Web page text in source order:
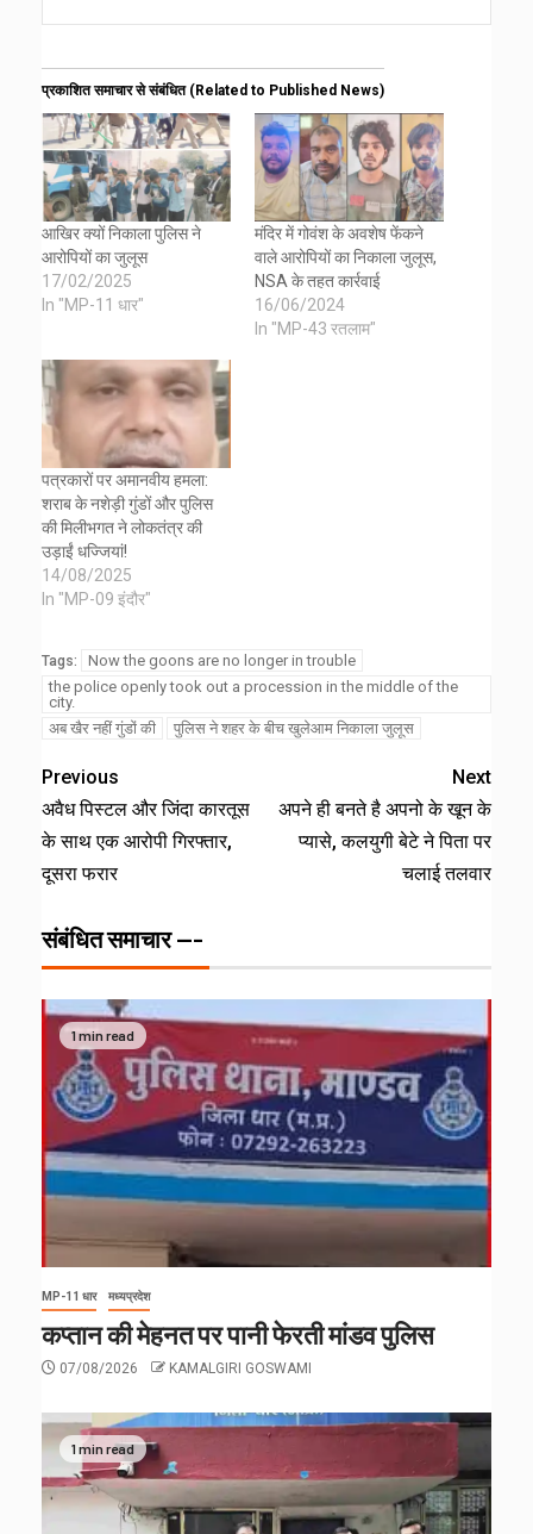
प्रकाशित समाचार से संबंधित (Related to Published News)
आखिर क्यों निकाला पुलिस ने
आरोपियों का जुलूस
17/02/2025
In "MP-11 धार"
मंदिर में गोवंश के अवशेष फेंकने
वाले आरोपियों का निकाला जुलूस,
NSA के तहत कार्रवाई
16/06/2024
In "MP-43 रतलाम"
पत्रकारों पर अमानवीय हमला:
शराब के नशेड़ी गुंडों और पुलिस
की मिलीभगत ने लोकतंत्र की
उड़ाईं धज्जियां!
14/08/2025
In "MP-09 इंदौर"
Tags:
Now the goons are no longer in trouble
the police openly took out a procession in the middle of the
city.
अब खैर नहीं गुंडों की
पुलिस ने शहर के बीच खुलेआम निकाला जुलूस
Previous
अवैध पिस्टल और जिंदा कारतूस
के साथ एक आरोपी गिरफ्तार,
दूसरा फरार
Next
अपने ही बनते है अपनो के खून के
प्यासे, कलयुगी बेटे ने पिता पर
चलाई तलवार
संबंधित समाचार ---
1 min read
MP-11 धार मध्यप्रदेश
कप्तान की मेहनत पर पानी फेरती मांडव पुलिस
07/08/2026 KAMALGIRI GOSWAMI
1 min read